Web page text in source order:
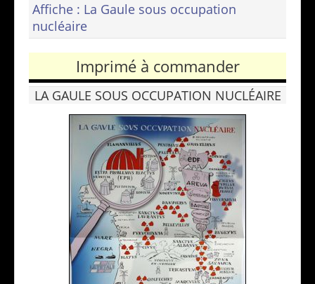
Affiche : La Gaule sous occupation
nucléaire
Imprimé à commander
LA GAULE SOUS OCCUPATION NUCLÉAIRE